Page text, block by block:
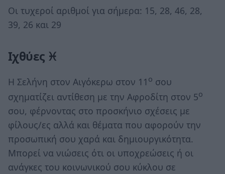
Οι τυχεροί αριθμοί για σήμερα: 15, 28, 46, 28,
39, 26 και 29
Ιχθύες ♓
Η Σελήνη στον Αιγόκερω στον 11 ο σου
σχηματίζει αντίθεση με την Αφροδίτη στον 5ο
σου, φέρνοντας στο προσκήνιο σχέσεις με
φίλους/ες αλλά και θέματα που αφορούν την
προσωπική σου χαρά και δημιουργικότητα.
Μπορεί να νιώσεις ότι οι υποχρεώσεις ή οι
ανάγκες του κοινωνικού σου κύκλου σε